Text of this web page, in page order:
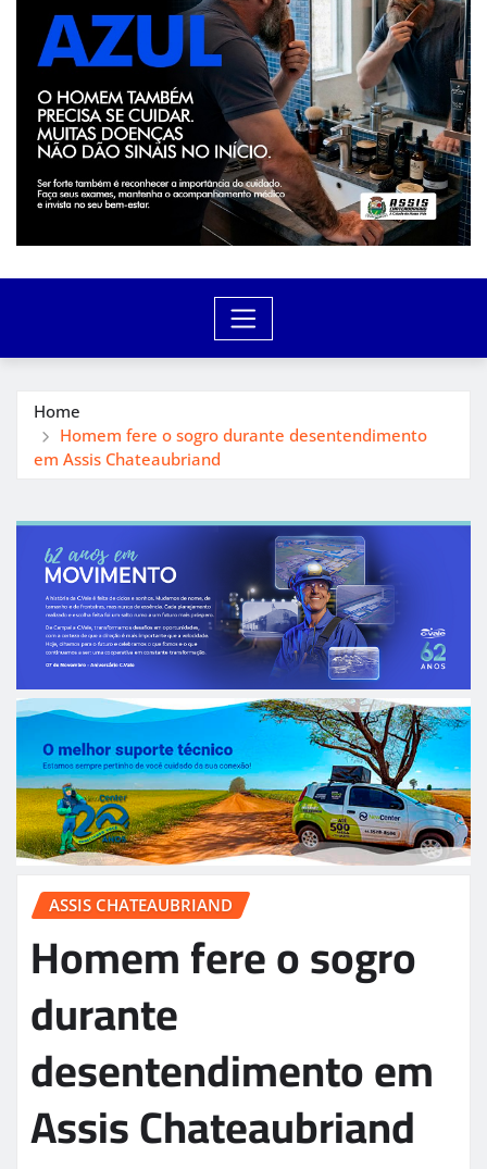
Home
Homem fere o sogro durante desentendimento
em Assis Chateaubriand
ASSIS CHATEAUBRIAND
Homem fere o sogro
durante
desentendimento em
Assis Chateaubriand